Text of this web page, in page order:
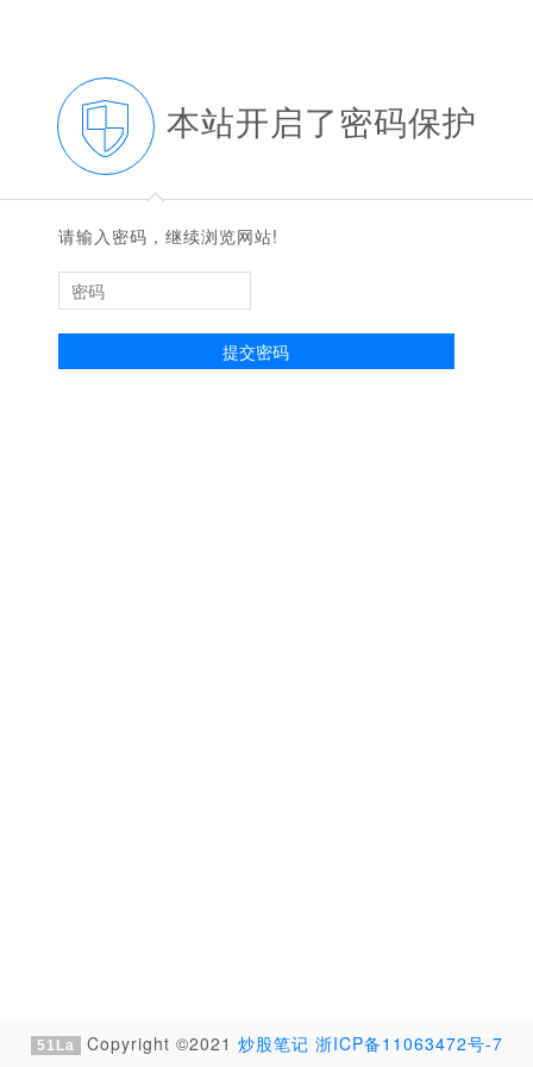
本站开启了密码保护
◆
◆
请输入密码，继续浏览网站!
提交密码
51La Copyright ©2021 炒股笔记 浙ICP备11063472号-7